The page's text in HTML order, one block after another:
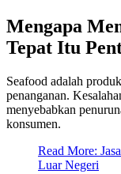
Mengapa
Tepat Itu
Seafood adalah
penanganan.
menyebabkan
konsumen.
Read More:
Luar Negeri